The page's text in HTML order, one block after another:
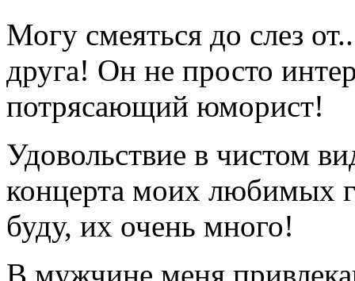
Могу смеяться до слез
друга! Он не просто
потрясающий юморист!
Удовольствие в чистом
концерта моих любимых
буду, их очень много!
В мужчине меня